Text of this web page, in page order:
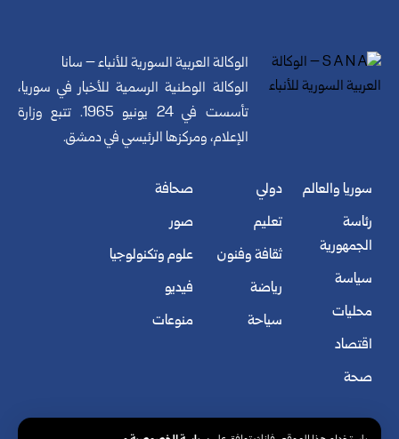
الوكالة العربية السورية للأنباء – سانا
الوكالة الوطنية الرسمية للأخبار في سوريا،
تأسست في 24 يونيو 1965. تتبع وزارة
الإعلام، ومركزها الرئيسي في دمشق.
سوريا والعالم
رئاسة
الجمهورية
سياسة
محليات
اقتصاد
صحة
دولي
تعليم
ثقافة وفنون
رياضة
سياحة
صحافة
صور
علوم وتكنولوجيا
فيديو
منوعات